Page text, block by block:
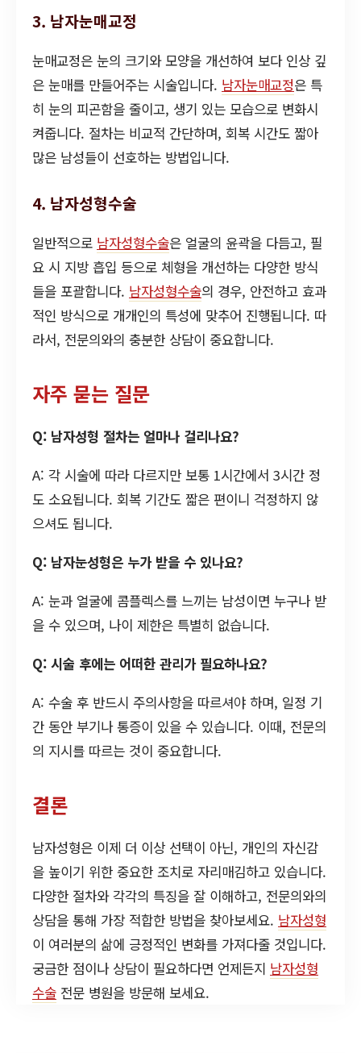
3. 남자눈매교정
눈매교정은 눈의 크기와 모양을 개선하여 보다 인상 깊
은 눈매를 만들어주는 시술입니다. 남자눈매교정은 특
히 눈의 피곤함을 줄이고, 생기 있는 모습으로 변화시
켜줍니다. 절차는 비교적 간단하며, 회복 시간도 짧아
많은 남성들이 선호하는 방법입니다.
4. 남자성형수술
일반적으로 남자성형수술은 얼굴의 윤곽을 다듬고, 필
요 시 지방 흡입 등으로 체형을 개선하는 다양한 방식
들을 포괄합니다. 남자성형수술의 경우, 안전하고 효과
적인 방식으로 개개인의 특성에 맞추어 진행됩니다. 따
라서, 전문의와의 충분한 상담이 중요합니다.
자주 묻는 질문
Q: 남자성형 절차는 얼마나 걸리나요?
A: 각 시술에 따라 다르지만 보통 1시간에서 3시간 정
도 소요됩니다. 회복 기간도 짧은 편이니 걱정하지 않
으셔도 됩니다.
Q: 남자눈성형은 누가 받을 수 있나요?
A: 눈과 얼굴에 콤플렉스를 느끼는 남성이면 누구나 받
을 수 있으며, 나이 제한은 특별히 없습니다.
Q: 시술 후에는 어떠한 관리가 필요하나요?
A: 수술 후 반드시 주의사항을 따르셔야 하며, 일정 기
간 동안 부기나 통증이 있을 수 있습니다. 이때, 전문의
의 지시를 따르는 것이 중요합니다.
결론
남자성형은 이제 더 이상 선택이 아닌, 개인의 자신감
을 높이기 위한 중요한 조치로 자리매김하고 있습니다.
다양한 절차와 각각의 특징을 잘 이해하고, 전문의와의
상담을 통해 가장 적합한 방법을 찾아보세요. 남자성형
이 여러분의 삶에 긍정적인 변화를 가져다줄 것입니다.
궁금한 점이나 상담이 필요하다면 언제든지 남자성형
수술 전문 병원을 방문해 보세요.